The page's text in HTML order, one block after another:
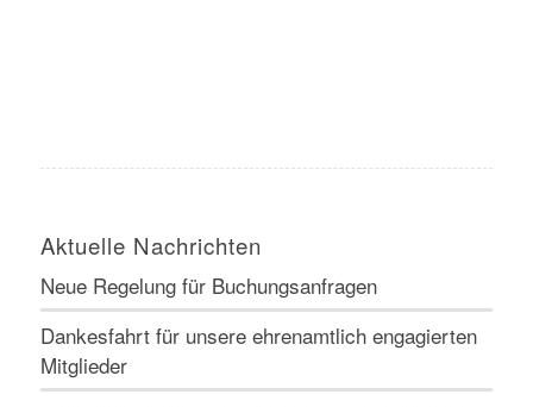
Aktuelle Nachrichten
Neue Regelung für Buchungsanfragen
Dankesfahrt für unsere ehrenamtlich engagierten
Mitglieder